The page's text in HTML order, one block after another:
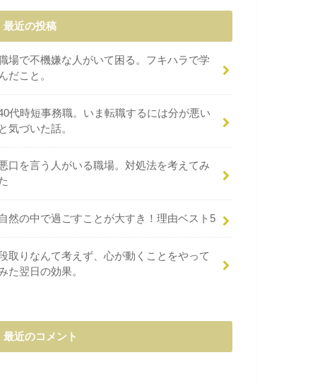
最近の投稿
場で不機嫌な人がいて困る。フキハラで学
んだこと。
代時短事務職。いま転職するには分が悪い
と気づいた話。
口を言う人がいる職場。対処法を考えてみ
自然の中で過ごすことが大すき！理由ベスト5
取りなんて考えず、心が動くことをやって
た翌日の効果。
最近のコメント